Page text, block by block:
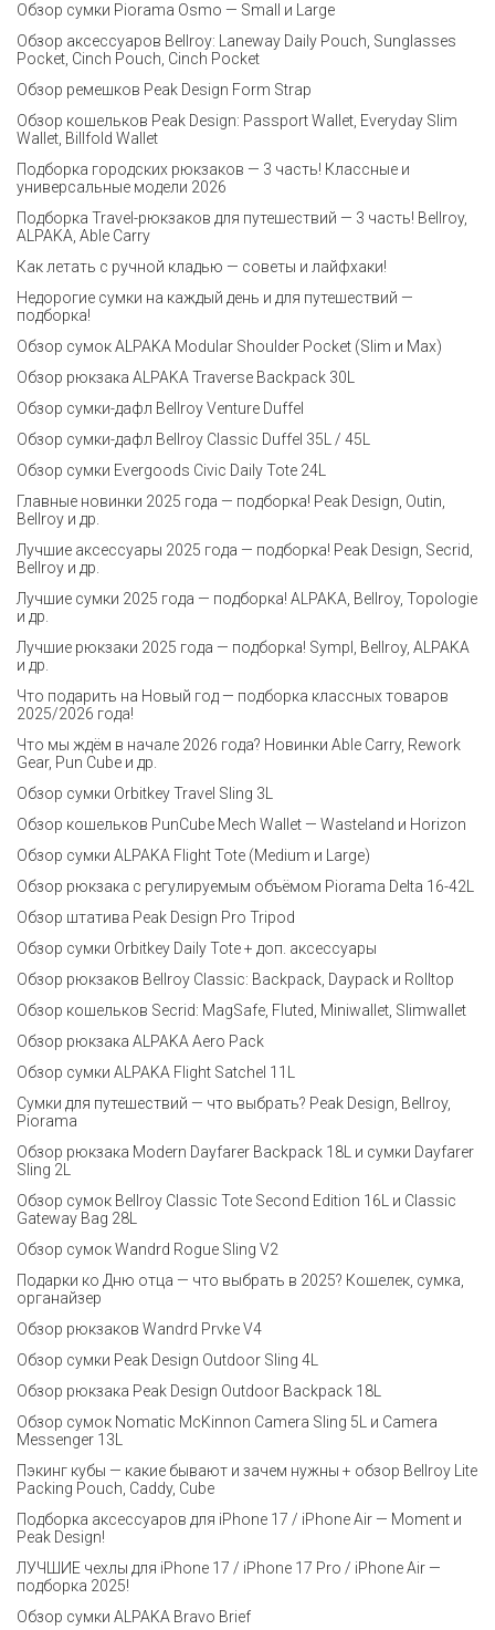
Обзор сумки Piorama Osmo — Small и Large
Обзор аксессуаров Bellroy: Laneway Daily Pouch, Sunglasses
Pocket, Cinch Pouch, Cinch Pocket
Обзор ремешков Peak Design Form Strap
Обзор кошельков Peak Design: Passport Wallet, Everyday Slim
Wallet, Billfold Wallet
Подборка городских рюкзаков — 3 часть! Классные и
универсальные модели 2026
Подборка Travel-рюкзаков для путешествий — 3 часть! Bellroy,
ALPAKA, Able Carry
Как летать с ручной кладью — советы и лайфхаки!
Недорогие сумки на каждый день и для путешествий —
подборка!
Обзор сумок ALPAKA Modular Shoulder Pocket (Slim и Max)
Обзор рюкзака ALPAKA Traverse Backpack 30L
Обзор сумки-дафл Bellroy Venture Duffel
Обзор сумки-дафл Bellroy Classic Duffel 35L / 45L
Обзор сумки Evergoods Civic Daily Tote 24L
Главные новинки 2025 года — подборка! Peak Design, Outin,
Bellroy и др.
Лучшие аксессуары 2025 года — подборка! Peak Design, Secrid,
Bellroy и др.
Лучшие сумки 2025 года — подборка! ALPAKA, Bellroy, Topologie
и др.
Лучшие рюкзаки 2025 года — подборка! Sympl, Bellroy, ALPAKA
и др.
Что подарить на Новый год — подборка классных товаров
2025/2026 года!
Что мы ждём в начале 2026 года? Новинки Able Carry, Rework
Gear, Pun Cube и др.
Обзор сумки Orbitkey Travel Sling 3L
Обзор кошельков PunCube Mech Wallet — Wasteland и Horizon
Обзор сумки ALPAKA Flight Tote (Medium и Large)
Обзор рюкзака с регулируемым объёмом Piorama Delta 16-42L
Обзор штатива Peak Design Pro Tripod
Обзор сумки Orbitkey Daily Tote + доп. аксессуары
Обзор рюкзаков Bellroy Classic: Backpack, Daypack и Rolltop
Обзор кошельков Secrid: MagSafe, Fluted, Miniwallet, Slimwallet
Обзор рюкзака ALPAKA Aero Pack
Обзор сумки ALPAKA Flight Satchel 11L
Сумки для путешествий — что выбрать? Peak Design, Bellroy,
Piorama
Обзор рюкзака Modern Dayfarer Backpack 18L и сумки Dayfarer
Sling 2L
Обзор сумок Bellroy Classic Tote Second Edition 16L и Classic
Gateway Bag 28L
Обзор сумок Wandrd Rogue Sling V2
Подарки ко Дню отца — что выбрать в 2025? Кошелек, сумка,
органайзер
Обзор рюкзаков Wandrd Prvke V4
Обзор сумки Peak Design Outdoor Sling 4L
Обзор рюкзака Peak Design Outdoor Backpack 18L
Обзор сумок Nomatic McKinnon Camera Sling 5L и Camera
Messenger 13L
Пэкинг кубы — какие бывают и зачем нужны + обзор Bellroy Lite
Packing Pouch, Caddy, Cube
Подборка аксессуаров для iPhone 17 / iPhone Air — Moment и
Peak Design!
ЛУЧШИЕ чехлы для iPhone 17 / iPhone 17 Pro / iPhone Air —
подборка 2025!
Обзор сумки ALPAKA Bravo Brief